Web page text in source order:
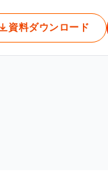
資料ダウンロード